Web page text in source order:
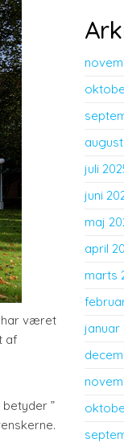
har været
af
”
juli
juni
maj
april
marts
januar